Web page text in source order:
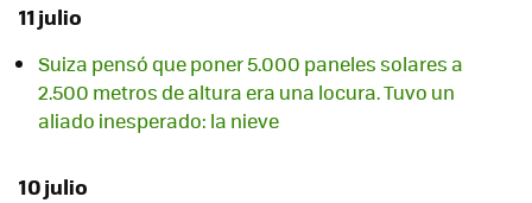
11 julio
Suiza pensó que poner 5.000 paneles solares a
2.500 metros de altura era una locura. Tuvo un
aliado inesperado: la nieve
10 julio